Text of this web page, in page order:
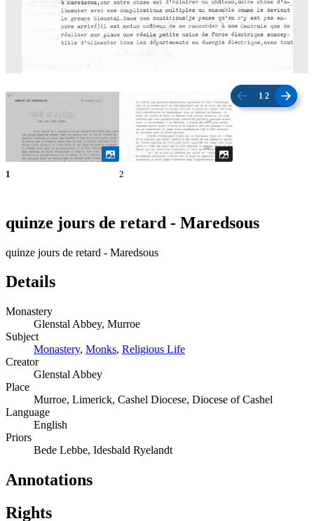
1 /2
1 2
quinze jours de retard - Maredsous
quinze jours de retard - Maredsous
Details
Monastery
Glenstal Abbey, Murroe
Subject
Monastery, Monks, Religious Life
Creator
Glenstal Abbey
Place
Murroe, Limerick, Cashel Diocese, Diocese of Cashel
Language
English
Priors
Bede Lebbe, Idesbald Ryelandt
Annotations
Rights